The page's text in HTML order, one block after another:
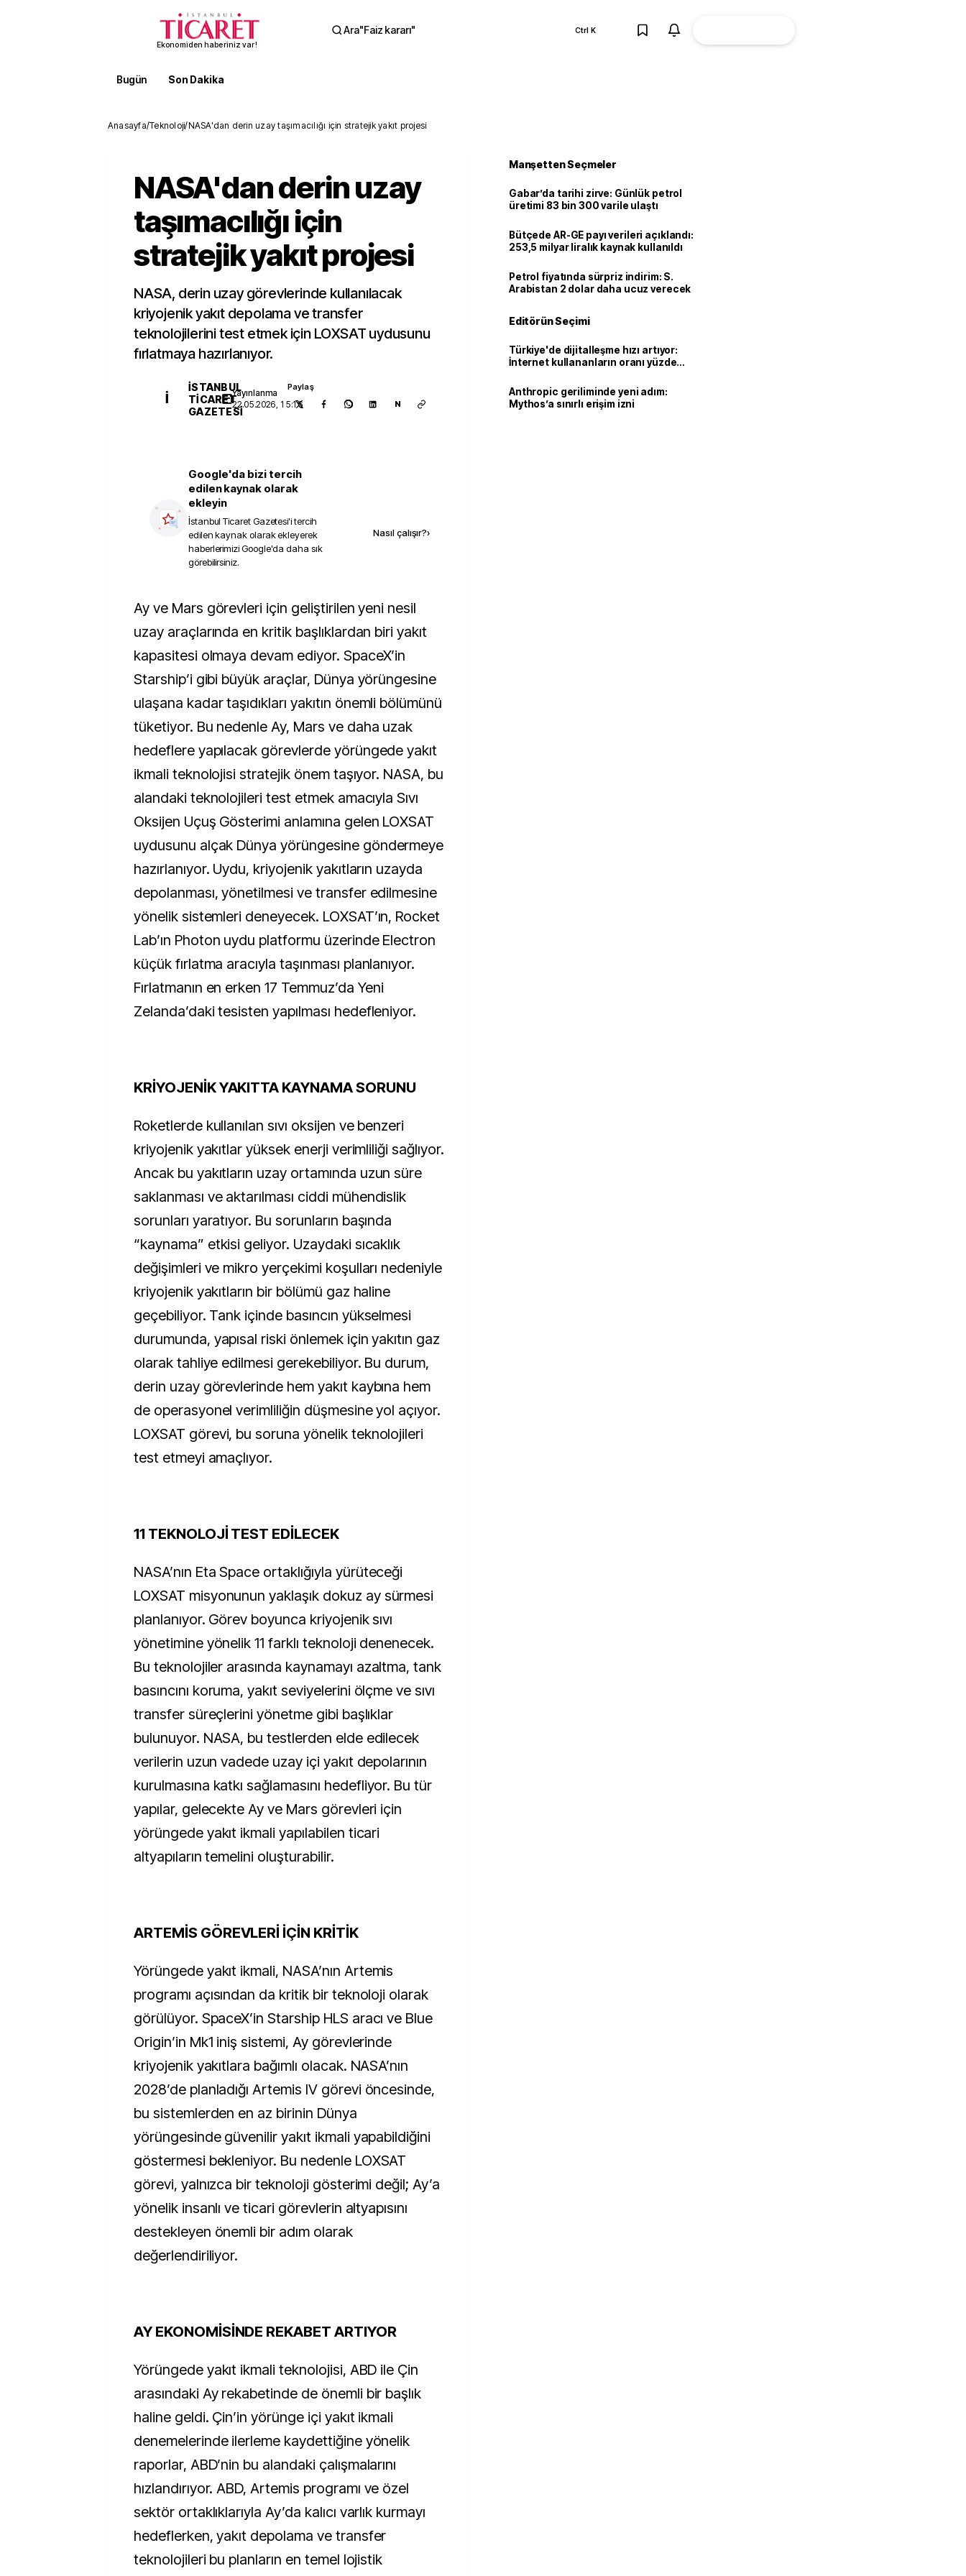
Ekonomiden haberiniz var!
Ara"Faiz kararı" Ctrl K
Bugün Son Dakika
Anasayfa/Teknoloji/NASA'dan derin uzay taşımacılığı için stratejik yakıt projesi
NASA'dan derin uzay
taşımacılığı için
stratejik yakıt projesi
NASA, derin uzay görevlerinde kullanılacak
kriyojenik yakıt depolama ve transfer
teknolojilerini test etmek için LOXSAT uydusunu
fırlatmaya hazırlanıyor.
İ
İSTANBUL
TICARET
GAZETESI
Yayınlanma
22.05.2026, 15:16
Paylaş
N
Google'da bizi tercih
edilen kaynak olarak
ekleyin
İstanbul Ticaret Gazetesi'i tercih
edilen kaynak olarak ekleyerek
haberlerimizi Google'da daha sık
görebilirsiniz.
Nasıl çalışır?›
Ay ve Mars görevleri için geliştirilen yeni nesil
uzay araçlarında en kritik başlıklardan biri yakıt
kapasitesi olmaya devam ediyor. SpaceX’in
Starship’i gibi büyük araçlar, Dünya yörüngesine
ulaşana kadar taşıdıkları yakıtın önemli bölümünü
tüketiyor. Bu nedenle Ay, Mars ve daha uzak
hedeflere yapılacak görevlerde yörüngede yakıt
ikmali teknolojisi stratejik önem taşıyor. NASA, bu
alandaki teknolojileri test etmek amacıyla Sıvı
Oksijen Uçuş Gösterimi anlamına gelen LOXSAT
uydusunu alçak Dünya yörüngesine göndermeye
hazırlanıyor. Uydu, kriyojenik yakıtların uzayda
depolanması, yönetilmesi ve transfer edilmesine
yönelik sistemleri deneyecek. LOXSAT’ın, Rocket
Lab’ın Photon uydu platformu üzerinde Electron
küçük fırlatma aracıyla taşınması planlanıyor.
Fırlatmanın en erken 17 Temmuz’da Yeni
Zelanda’daki tesisten yapılması hedefleniyor.
KRİYOJENİK YAKITTA KAYNAMA SORUNU
Roketlerde kullanılan sıvı oksijen ve benzeri
kriyojenik yakıtlar yüksek enerji verimliliği sağlıyor.
Ancak bu yakıtların uzay ortamında uzun süre
saklanması ve aktarılması ciddi mühendislik
sorunları yaratıyor. Bu sorunların başında
“kaynama” etkisi geliyor. Uzaydaki sıcaklık
değişimleri ve mikro yerçekimi koşulları nedeniyle
kriyojenik yakıtların bir bölümü gaz haline
geçebiliyor. Tank içinde basıncın yükselmesi
durumunda, yapısal riski önlemek için yakıtın gaz
olarak tahliye edilmesi gerekebiliyor. Bu durum,
derin uzay görevlerinde hem yakıt kaybına hem
de operasyonel verimliliğin düşmesine yol açıyor.
LOXSAT görevi, bu soruna yönelik teknolojileri
test etmeyi amaçlıyor.
11 TEKNOLOJİ TEST EDİLECEK
NASA’nın Eta Space ortaklığıyla yürüteceği
LOXSAT misyonunun yaklaşık dokuz ay sürmesi
planlanıyor. Görev boyunca kriyojenik sıvı
yönetimine yönelik 11 farklı teknoloji denenecek.
Bu teknolojiler arasında kaynamayı azaltma, tank
basıncını koruma, yakıt seviyelerini ölçme ve sıvı
transfer süreçlerini yönetme gibi başlıklar
bulunuyor. NASA, bu testlerden elde edilecek
verilerin uzun vadede uzay içi yakıt depolarının
kurulmasına katkı sağlamasını hedefliyor. Bu tür
yapılar, gelecekte Ay ve Mars görevleri için
yörüngede yakıt ikmali yapılabilen ticari
altyapıların temelini oluşturabilir.
ARTEMİS GÖREVLERİ İÇİN KRİTİK
Yörüngede yakıt ikmali, NASA’nın Artemis
programı açısından da kritik bir teknoloji olarak
görülüyor. SpaceX’in Starship HLS aracı ve Blue
Origin’in Mk1 iniş sistemi, Ay görevlerinde
kriyojenik yakıtlara bağımlı olacak. NASA’nın
2028’de planladığı Artemis IV görevi öncesinde,
bu sistemlerden en az birinin Dünya
yörüngesinde güvenilir yakıt ikmali yapabildiğini
göstermesi bekleniyor. Bu nedenle LOXSAT
görevi, yalnızca bir teknoloji gösterimi değil; Ay’a
yönelik insanlı ve ticari görevlerin altyapısını
destekleyen önemli bir adım olarak
değerlendiriliyor.
AY EKONOMİSİNDE REKABET ARTIYOR
Yörüngede yakıt ikmali teknolojisi, ABD ile Çin
arasındaki Ay rekabetinde de önemli bir başlık
haline geldi. Çin’in yörünge içi yakıt ikmali
denemelerinde ilerleme kaydettiğine yönelik
raporlar, ABD’nin bu alandaki çalışmalarını
hızlandırıyor. ABD, Artemis programı ve özel
sektör ortaklıklarıyla Ay’da kalıcı varlık kurmayı
hedeflerken, yakıt depolama ve transfer
teknolojileri bu planların en temel lojistik
Manşetten Seçmeler
Gabar’da tarihi zirve: Günlük petrol
üretimi 83 bin 300 varile ulaştı
Bütçede AR-GE payı verileri açıklandı:
253,5 milyar liralık kaynak kullanıldı
Petrol fiyatında sürpriz indirim: S.
Arabistan 2 dolar daha ucuz verecek
Editörün Seçimi
Türkiye'de dijitalleşme hızı artıyor:
İnternet kullananların oranı yüzde
Anthropic geriliminde yeni adım:
Mythos’a sınırlı erişim izni